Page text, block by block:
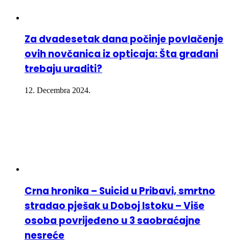
Za dvadesetak dana počinje povlačenje
ovih novčanica iz opticaja: Šta građani
trebaju uraditi?
12. Decembra 2024.
Crna hronika – Suicid u Pribavi, smrtno
stradao pješak u Doboj Istoku – Više
osoba povrijeđeno u 3 saobraćajne
nesreće